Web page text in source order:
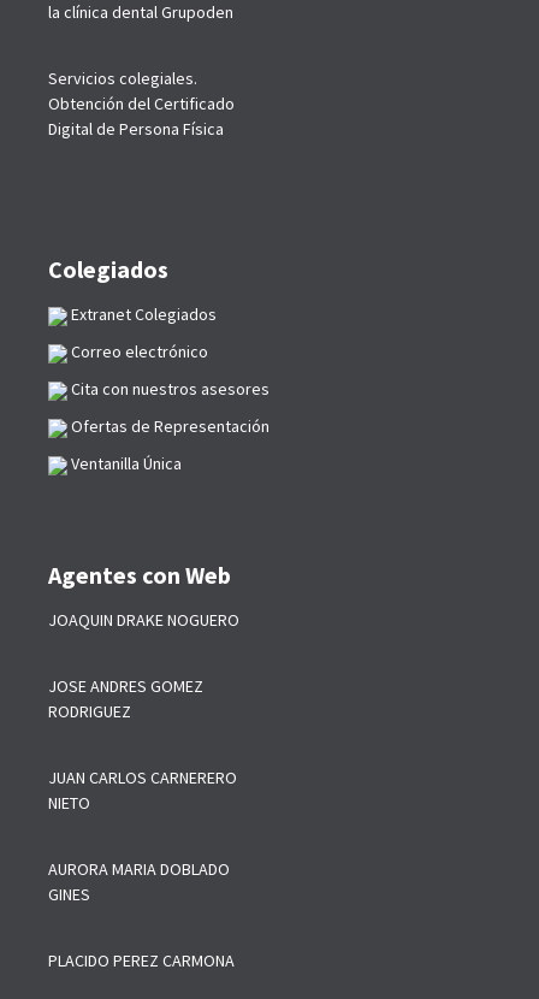
la clínica dental Grupoden
Servicios colegiales.
Obtención del Certificado
Digital de Persona Física
Colegiados
Extranet Colegiados
Correo electrónico
Cita con nuestros asesores
Ofertas de Representación
Ventanilla Única
Agentes con Web
JOAQUIN DRAKE NOGUERO
JOSE ANDRES GOMEZ
RODRIGUEZ
JUAN CARLOS CARNERERO
NIETO
AURORA MARIA DOBLADO
GINES
PLACIDO PEREZ CARMONA